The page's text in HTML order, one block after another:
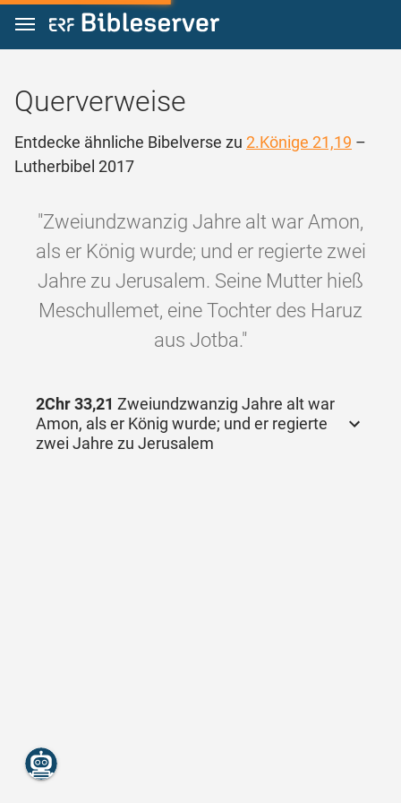
Zum Inhalt springen
Querverweise
Entdecke ähnliche Bibelverse zu 2.Könige 21,19 –
Lutherbibel 2017
"Zweiundzwanzig Jahre alt war Amon,
als er König wurde; und er regierte zwei
Jahre zu Jerusalem. Seine Mutter hieß
Meschullemet, eine Tochter des Haruz
aus Jotba."
2Chr 33,21 Zweiundzwanzig Jahre alt war
Amon, als er König wurde; und er regierte
zwei Jahre zu Jerusalem